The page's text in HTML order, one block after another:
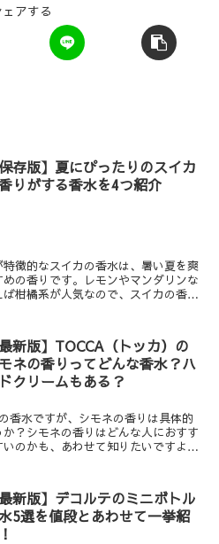
ェアする
保存版】夏にぴったりのスイカ
りがする香水を4つ紹介
徴的なスイカの香水は、暑い夏を爽
の香りです。レモンやマンダリンな
柑橘系が人気なので、スイカの香水
最新版】TOCCA（トッカ）の
ネの香りってどんな香水？ハ
クリームもある？
香水ですが、シモネの香りは具体的
？シモネの香りはどんな人におすす
のかも、あわせて知りたいですよ
最新版】デコルテのミニボトル
5選を値段とあわせて一挙紹